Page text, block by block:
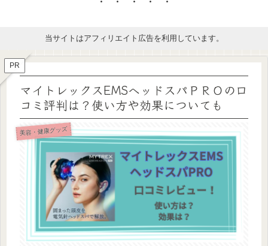
当サイトはアフィリエイト広告を利用しています。
PR
マイトレックスEMSヘッドスパＰＲＯの口
コミ評判は？使い方や効果についても
美容・健康グッズ